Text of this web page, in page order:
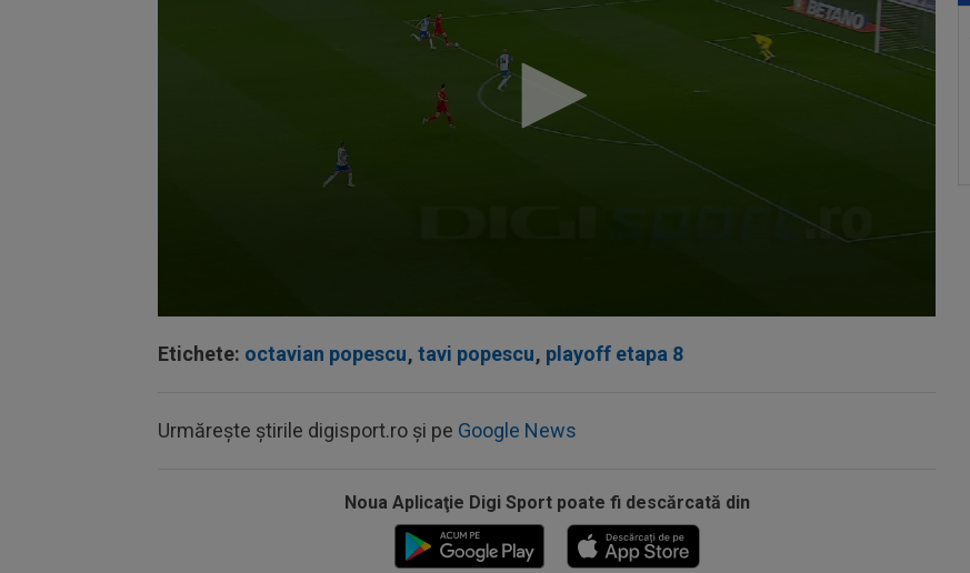
90%
Etichete: octavian popescu, tavi popescu, playoff etapa 8
Urmărește știrile digisport.ro și pe Google News
Noua Aplicaţie Digi Sport poate fi descărcată din